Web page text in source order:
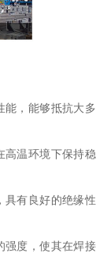
能，能够抵抗大多
高温环境下保持稳
具有良好的绝缘性
强度，使其在焊接